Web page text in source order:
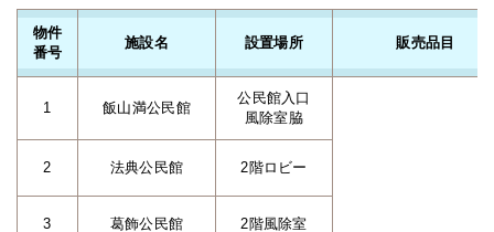
物件
番号
施設名 設置場所 販売品目
1 飯山満公民館
公民館入口
風除室脇
2 法典公民館 2階ロビー
3 葛飾公民館 2階風除室